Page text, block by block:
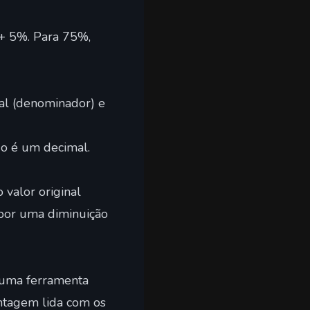
5%. Para 75%,
(denominador) e
é um decimal.
valor original
uma diminuição
ferramenta
lida com os